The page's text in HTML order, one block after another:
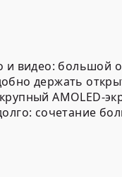
и видео: большой
держать
AMOLED-
сочетание